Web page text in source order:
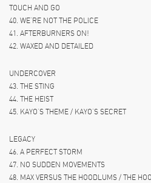
TOUCH AND GO
40. WE’RE NOT THE POLICE
41. AFTERBURNERS ON!
42. WAXED AND DETAILED
UNDERCOVER
43. THE STING
44. THE HEIST
45. KAYO’S THEME / KAYO’S SECRET
LEGACY
46. A PERFECT STORM
47. NO SUDDEN MOVEMENTS
48. MAX VERSUS THE HOODLUMS / THE